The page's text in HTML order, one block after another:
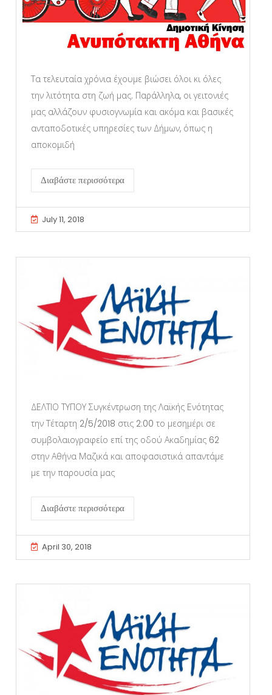
Τα τελευταία χρόνια έχουμε βιώσει όλοι κι όλες
την λιτότητα στη ζωή μας. Παράλληλα, οι γειτονιές
μας αλλάζουν φυσιογνωμία και ακόμα και βασικές
ανταποδοτικές υπηρεσίες των Δήμων, όπως η
αποκομιδή
Διαβάστε περισσότερα
July 11, 2018
ΔΕΛΤΙΟ ΤΥΠΟΥ Συγκέντρωση της Λαϊκής Ενότητας
την Τέταρτη 2/5/2018 στις 2:00 το μεσημέρι σε
συμβολαιογραφείο επί της οδού Ακαδημίας 62
στην Αθήνα Μαζικά και αποφασιστικά απαντάμε
με την παρουσία μας
Διαβάστε περισσότερα
April 30, 2018